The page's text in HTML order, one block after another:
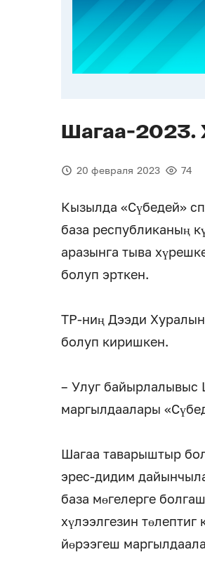
Шагаа-2023.
20 февраля 2023 74
Кызылда «Сүбедей»
база республиканың
аразынга тыва
болуп эрткен.
ТР-ниң Дээди
болуп киришкен.
– Улуг байырлалывыс
маргылдаалары
Шагаа таварыштыр
эрес-дидим
база мөгелерге
хүлээлгезин
йөрээгеш